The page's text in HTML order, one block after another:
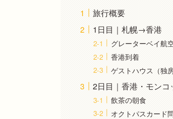
旅行概要
1日目｜札幌→香港
グレーターベイ航
香港到着
ゲストハウス（独
2日目｜香港・モン
飲茶の朝食
オクトパスカード